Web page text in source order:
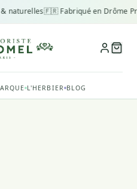
naturelles🇫🇷 Fabriqué en Drôme
L'HERBIER BLOG